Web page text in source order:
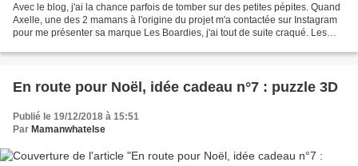
Avec le blog, j'ai la chance parfois de tomber sur des petites pépites. Quand
Axelle, une des 2 mamans à l'origine du projet m'a contactée sur Instagram
pour me présenter sa marque Les Boardies, j'ai tout de suite craqué. Les
En route pour Noël, idée cadeau n°7 : puzzle 3D
Publié le 19/12/2018 à 15:51
Par Mamanwhatelse